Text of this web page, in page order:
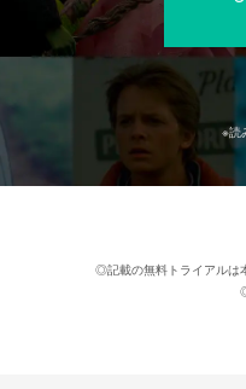
※読
◎記載の無料トライアルは